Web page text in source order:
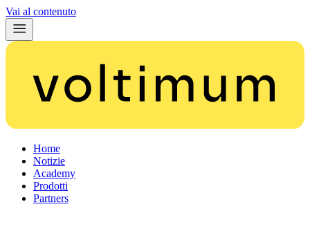
Vai al contenuto
Home
Notizie
Academy
Prodotti
Partners